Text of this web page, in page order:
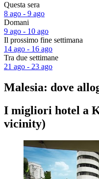
Questa sera
8 ago - 9 ago
Domani
9 ago - 10 ago
Il prossimo fine settimana
14 ago - 16 ago
Tra due settimane
21 ago - 23 ago
Malesia: dove
I migliori hotel a
vicinity)